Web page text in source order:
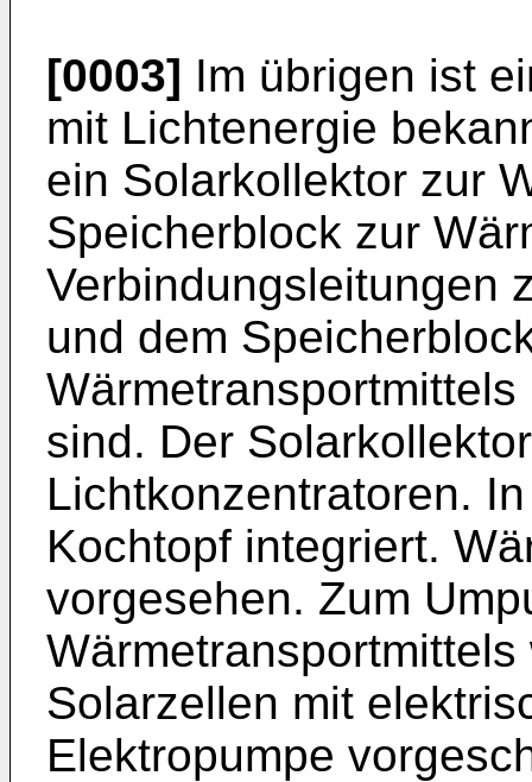
[0003] Im übrigen ist
mit Lichtenergie
ein Solarkollektor zur
Speicherblock zur
Verbindungsleitungen
und dem
sind. Der
Lichtkonzentratoren.
Kochtopf integriert.
vorgesehen. Zum
Solarzellen mit
Elektropumpe